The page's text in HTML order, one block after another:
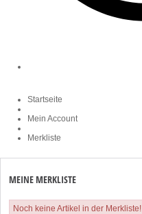
Startseite
Mein Account
Merkliste
MEINE MERKLISTE
Noch keine Artikel in der Merkliste!